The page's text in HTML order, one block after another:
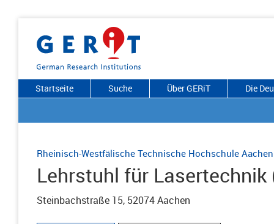
Startseite Suche Über GERiT Die
Rheinisch-Westfälische Technische Hochschule Aachen
Lehrstuhl für Lasertechnik
Steinbachstraße 15, 52074 Aachen